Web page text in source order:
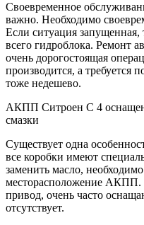
Своевременное
важно. Необходимо
Если ситуация
всего гидроблока. Ремонт
очень дорогостоящая
производится, а требуется
тоже недешево.
АКПП Ситроен С 4
смазки
Существует одна
все коробки имеют
заменить масло,
месторасположение
привод, очень часто
отсутствует.